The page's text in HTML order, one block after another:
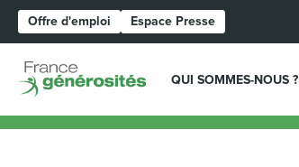
Offre d'emploi Espace Presse
QUI SOMMES-NOUS ?